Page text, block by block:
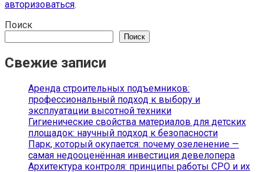
авторизоваться.
Поиск
Поиск
Свежие записи
Аренда строительных подъемников:
профессиональный подход к выбору и
эксплуатации высотной техники
Гигиенические свойства материалов для детских
площадок: научный подход к безопасности
Парк, который окупается: почему озеленение —
самая недооценённая инвестиция девелопера
Архитектура контроля: принципы работы СРО и их